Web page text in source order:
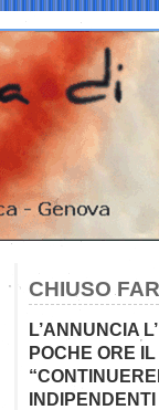
CHIUSO
L’ANNUNCIA
POCHE ORE